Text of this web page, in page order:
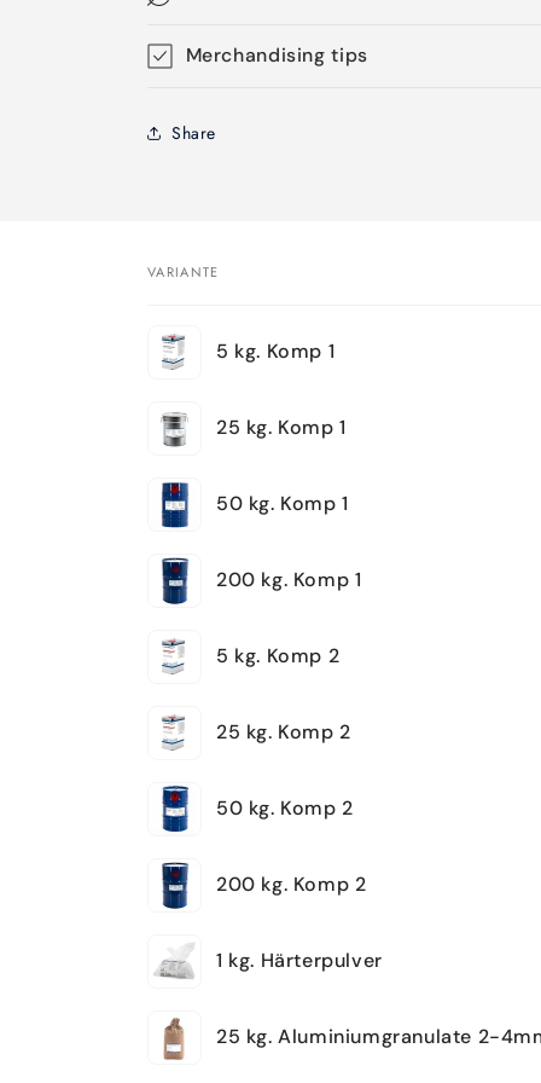
Merchandising tips
Share
Warenkorb
VARIANTE
5 kg. Komp 1
25 kg. Komp 1
50 kg. Komp 1
200 kg. Komp 1
5 kg. Komp 2
25 kg. Komp 2
50 kg. Komp 2
200 kg. Komp 2
1 kg. Härterpulver
25 kg. Aluminiumgranulate 2-